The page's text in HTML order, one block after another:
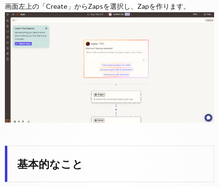
画面左上の「Create」からZapsを選択し、Zapを作ります。
基本的なこと